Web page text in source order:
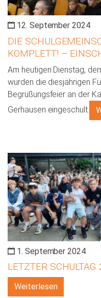
12. September 2024
DIE
KOMPLETT! –
Am heutigen Dienstag,
wurden die diesjährigen
Begrüßungsfeier an der
Gerhausen eingeschult.
1. September 2024
LETZTER
Weiterlesen